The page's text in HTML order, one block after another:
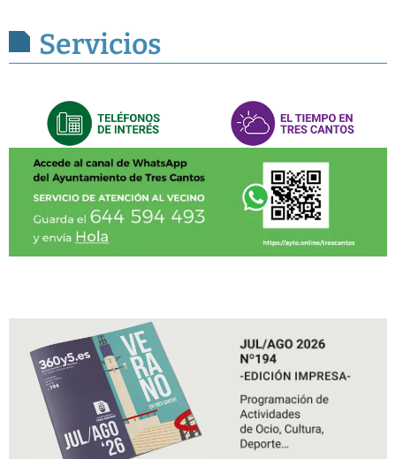
Servicios